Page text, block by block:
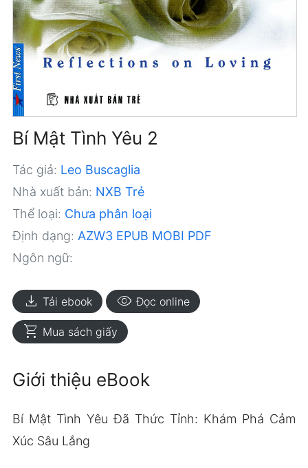
Bí Mật Tình Yêu 2
Tác giả: Leo Buscaglia
Nhà xuất bản: NXB Trẻ
Thể loại: Chưa phân loại
Định dạng: AZW3 EPUB MOBI PDF
Ngôn ngữ:
download Tải ebook visibility Đọc online
shopping_cart Mua sách giấy
Giới thiệu eBook
Bí Mật Tình Yêu Đã Thức Tỉnh: Khám Phá Cảm
Xúc Sâu Lắng